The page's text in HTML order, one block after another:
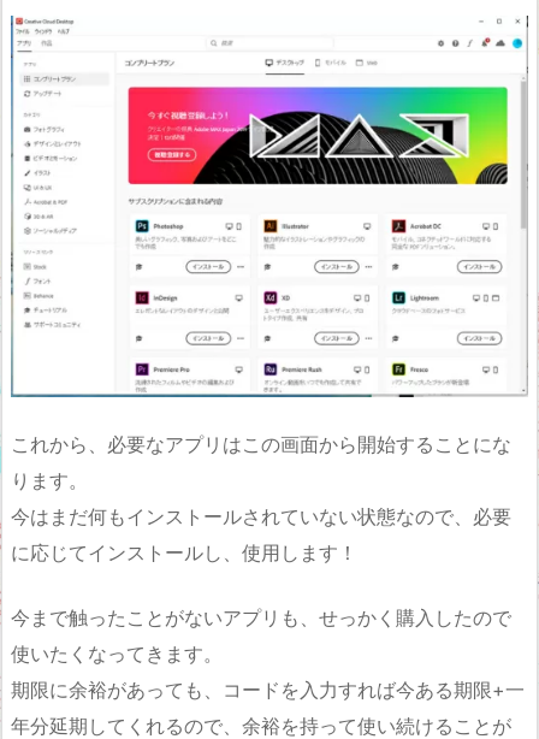
これから、必要なアプリはこの画面から開始することにな
ります。
今はまだ何もインストールされていない状態なので、必要
に応じてインストールし、使用します！
今まで触ったことがないアプリも、せっかく購入したので
使いたくなってきます。
期限に余裕があっても、コードを入力すれば今ある期限+一
年分延期してくれるので、余裕を持って使い続けることが